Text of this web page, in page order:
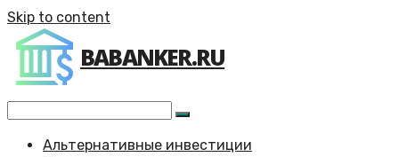
Skip to content
BABANKER.RU
Альтернативные инвестиции